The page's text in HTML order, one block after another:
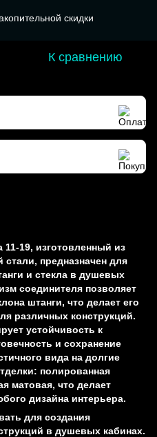
скидки
К сравнению
19, изготовленный из
предназначен для
и стекла в душевых
соединителя позволяет
штанги, что делает его
различных конструкций.
устойчивость к
и сохранение
вида на долгие
полированная
матовая, что делает
дизайна интерьера.
для создания
в душевых кабинах.